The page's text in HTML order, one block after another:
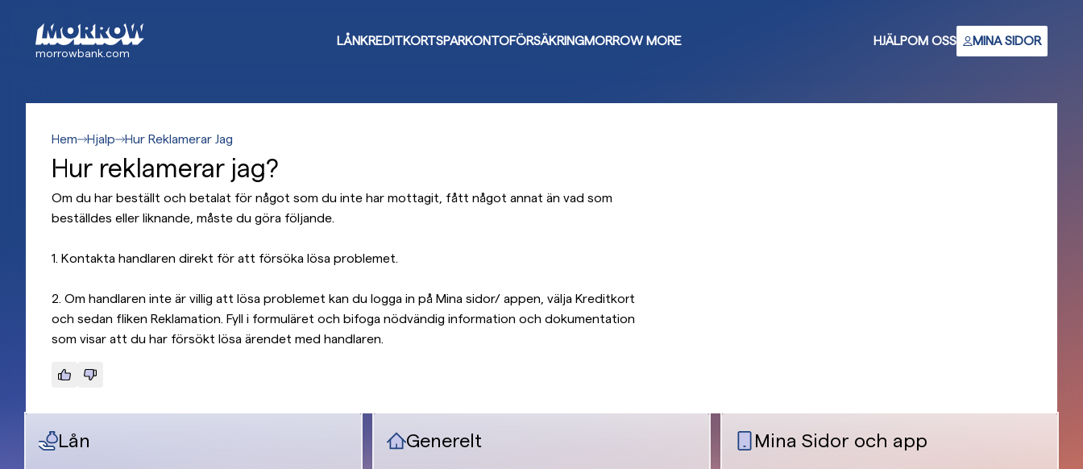
huvudinnehåll
morrowbank.com
LÅNKREDITKORTSPARKONTOFÖRSÄKRINGMORROW MORE HJÄLPOM OSS MINA SIDOR
Hem Hjalp Hur Reklamerar Jag
Hur reklamerar jag?
Om du har beställt och betalat för något som du inte har mottagit, fått något annat än vad som
beställdes eller liknande, måste du göra följande.
1. Kontakta handlaren direkt för att försöka lösa problemet.
2. Om handlaren inte är villig att lösa problemet kan du logga in på Mina sidor/ appen, välja Kreditkort
och sedan fliken Reklamation. Fyll i formuläret och bifoga nödvändig information och dokumentation
som visar att du har försökt lösa ärendet med handlaren.
Lån Generelt Mina Sidor och app